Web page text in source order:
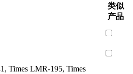
类似
产品
Times LMR-195, Times